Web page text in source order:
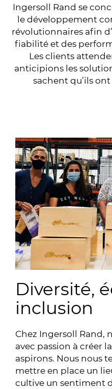
Ingersoll Rand se
le développement
révolutionnaires afin
fiabilité et des
Les clients
anticipions les
sachent qu’ils
Diversité,
inclusion
Chez Ingersoll Rand,
avec passion à créer
aspirons. Nous nous
mettre en place un
cultive un sentiment